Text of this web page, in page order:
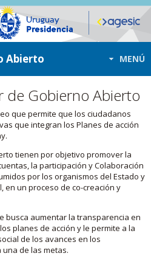
Abierto MENÚ
de Gobierno Abierto
que permite que los ciudadanos
que integran los Planes de acción
tienen por objetivo promover la
la participación y Colaboración
por los organismos del Estado y
en un proceso de co-creación y
busca aumentar la transparencia en
planes de acción y le permite a la
de los avances en los
de las metas.